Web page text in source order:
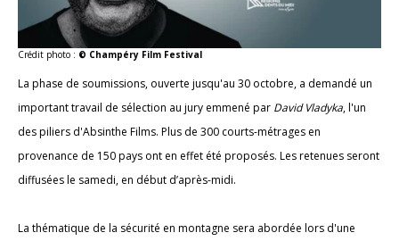
Crédit photo : © Champéry Film Festival
La phase de soumissions, ouverte jusqu'au 30 octobre, a demandé un
important travail de sélection au jury emmené par David Vladyka, l'un
des piliers d'Absinthe Films. Plus de 300 courts-métrages en
provenance de 150 pays ont en effet été proposés. Les retenues seront
diffusées le samedi, en début d’après-midi.
La thématique de la sécurité en montagne sera abordée lors d'une